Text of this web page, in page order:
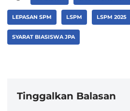
LEPASAN SPM LSPM LSPM 2025
SYARAT BIASISWA JPA
Tinggalkan Balasan